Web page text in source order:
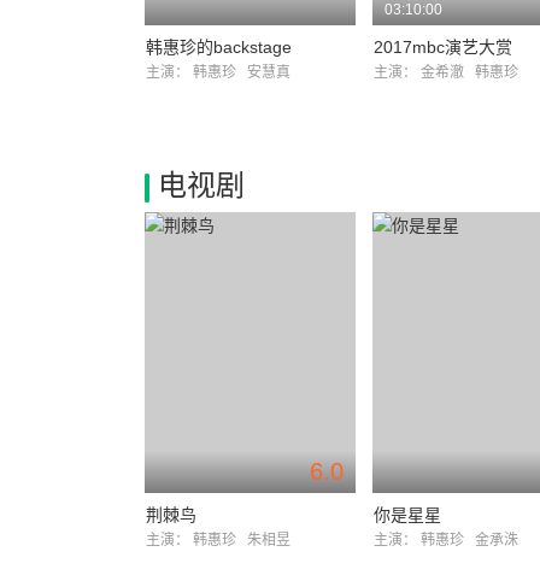
韩惠珍的backstage
主演： 韩惠珍 安慧真
03:10:00
2017mbc演艺大赏
主演： 金希澈 韩惠珍
电视剧
6.0
荆棘鸟
主演： 韩惠珍 朱相昱
你是星星
主演： 韩惠珍 金承洙